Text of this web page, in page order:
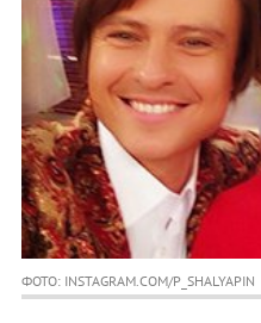
ФОТО: INSTAGRAM.COM/P_SHALYAPIN